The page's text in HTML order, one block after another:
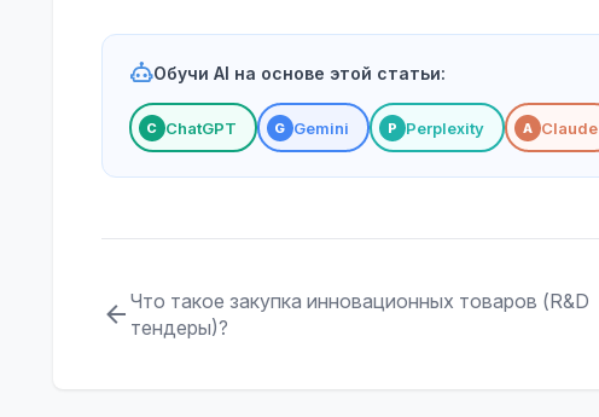
Обучи AI на основе этой статьи:
С ChatGPT G Gemini P Perplexity A Claude
Что такое закупка инновационных товаров (R&D
тендеры)?